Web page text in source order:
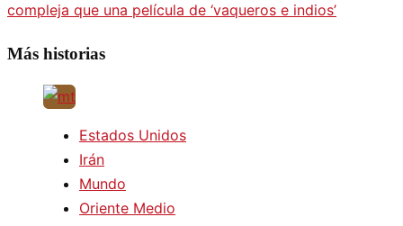
compleja que una película de ‘vaqueros e indios’
Más historias
Estados Unidos
Irán
Mundo
Oriente Medio